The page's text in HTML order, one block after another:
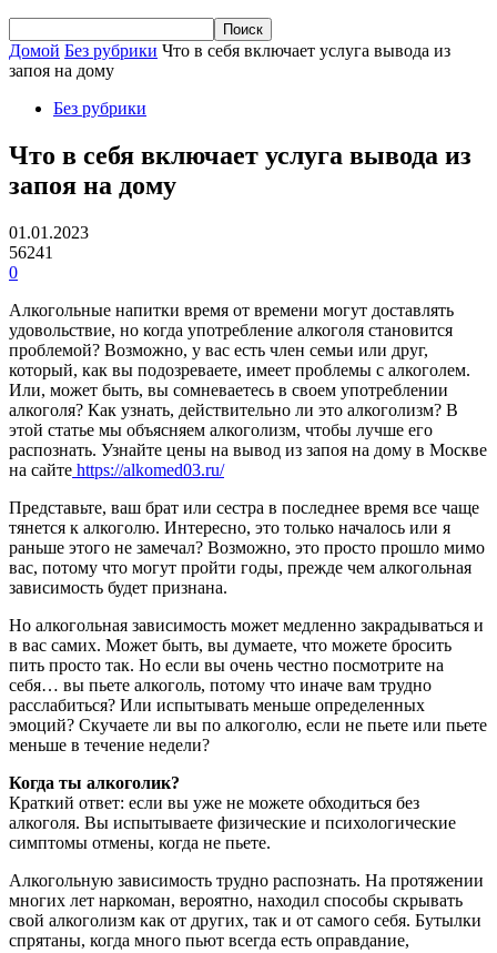
Домой Без рубрики Что в себя включает услуга вывода из
запоя на дому
Без рубрики
Что в себя включает услуга вывода из
запоя на дому
01.01.2023
56241
0
Алкогольные напитки время от времени могут доставлять
удовольствие, но когда употребление алкоголя становится
проблемой? Возможно, у вас есть член семьи или друг,
который, как вы подозреваете, имеет проблемы с алкоголем.
Или, может быть, вы сомневаетесь в своем употреблении
алкоголя? Как узнать, действительно ли это алкоголизм? В
этой статье мы объясняем алкоголизм, чтобы лучше его
распознать. Узнайте цены на вывод из запоя на дому в Москве
на сайте https://alkomed03.ru/
Представьте, ваш брат или сестра в последнее время все чаще
тянется к алкоголю. Интересно, это только началось или я
раньше этого не замечал? Возможно, это просто прошло мимо
вас, потому что могут пройти годы, прежде чем алкогольная
зависимость будет признана.
Но алкогольная зависимость может медленно закрадываться и
в вас самих. Может быть, вы думаете, что можете бросить
пить просто так. Но если вы очень честно посмотрите на
себя… вы пьете алкоголь, потому что иначе вам трудно
расслабиться? Или испытывать меньше определенных
эмоций? Скучаете ли вы по алкоголю, если не пьете или пьете
меньше в течение недели?
Когда ты алкоголик?
Краткий ответ: если вы уже не можете обходиться без
алкоголя. Вы испытываете физические и психологические
симптомы отмены, когда не пьете.
Алкогольную зависимость трудно распознать. На протяжении
многих лет наркоман, вероятно, находил способы скрывать
свой алкоголизм как от других, так и от самого себя. Бутылки
спрятаны, когда много пьют всегда есть оправдание,